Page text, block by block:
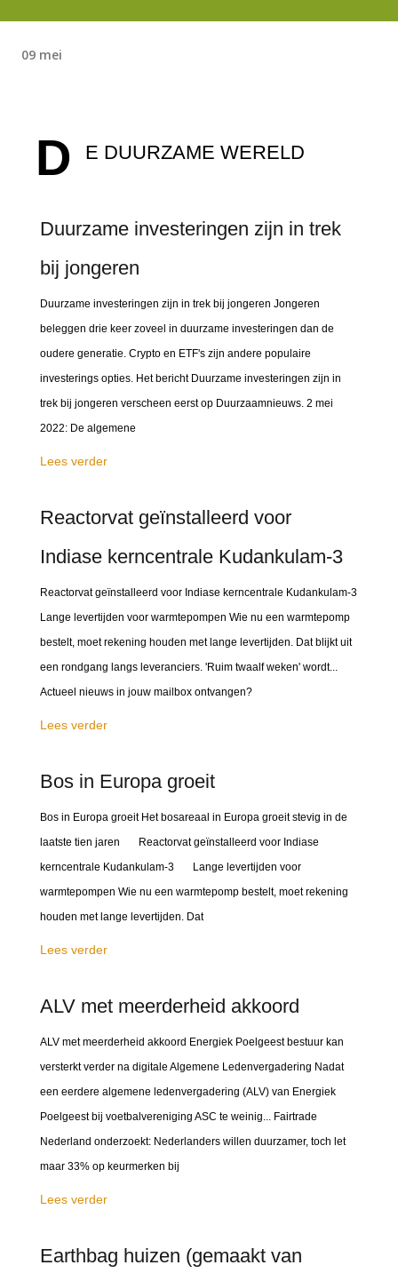
09 mei
D E DUURZAME WERELD
Duurzame investeringen zijn in trek
bij jongeren
Duurzame investeringen zijn in trek bij jongeren Jongeren
beleggen drie keer zoveel in duurzame investeringen dan de
oudere generatie. Crypto en ETF's zijn andere populaire
investerings opties. Het bericht Duurzame investeringen zijn in
trek bij jongeren verscheen eerst op Duurzaamnieuws. 2 mei
2022: De algemene
Lees verder
Reactorvat geïnstalleerd voor
Indiase kerncentrale Kudankulam-3
Reactorvat geïnstalleerd voor Indiase kerncentrale Kudankulam-3
Lange levertijden voor warmtepompen Wie nu een warmtepomp
bestelt, moet rekening houden met lange levertijden. Dat blijkt uit
een rondgang langs leveranciers. 'Ruim twaalf weken' wordt...
Actueel nieuws in jouw mailbox ontvangen?
Lees verder
Bos in Europa groeit
Bos in Europa groeit Het bosareaal in Europa groeit stevig in de
laatste tien jaren Reactorvat geïnstalleerd voor Indiase
kerncentrale Kudankulam-3 Lange levertijden voor
warmtepompen Wie nu een warmtepomp bestelt, moet rekening
houden met lange levertijden. Dat
Lees verder
ALV met meerderheid akkoord
ALV met meerderheid akkoord Energiek Poelgeest bestuur kan
versterkt verder na digitale Algemene Ledenvergadering Nadat
een eerdere algemene ledenvergadering (ALV) van Energiek
Poelgeest bij voetbalvereniging ASC te weinig... Fairtrade
Nederland onderzoekt: Nederlanders willen duurzamer, toch let
maar 33% op keurmerken bij
Lees verder
Earthbag huizen (gemaakt van